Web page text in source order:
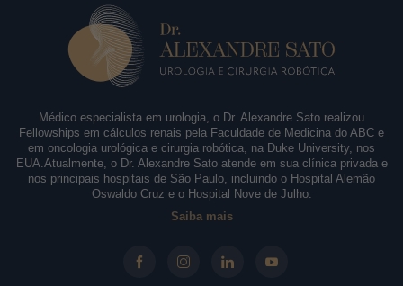
Médico especialista em urologia, o Dr. Alexandre Sato realizou
Fellowships em cálculos renais pela Faculdade de Medicina do ABC e
em oncologia urológica e cirurgia robótica, na Duke University, nos
EUA.Atualmente, o Dr. Alexandre Sato atende em sua clínica privada e
nos principais hospitais de São Paulo, incluindo o Hospital Alemão
Oswaldo Cruz e o Hospital Nove de Julho.
Saiba mais